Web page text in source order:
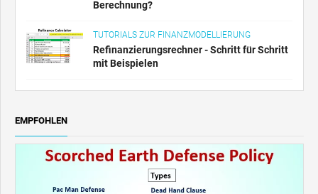
Berechnung?
TUTORIALS ZUR FINANZMODELLIERUNG
Refinanzierungsrechner - Schritt für Schritt
mit Beispielen
EMPFOHLEN